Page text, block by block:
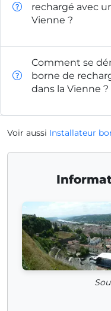
rechargé avec
Vienne ?
Comment se
borne de
dans la Vienne ?
Voir aussi Installateur